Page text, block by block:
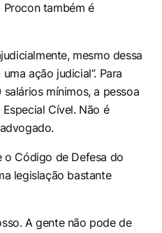
também é
mesmo dessa
ação judicial”. Para
mínimos, a pessoa
Cível. Não é
o Código de Defesa do
legislação bastante
A gente não pode de